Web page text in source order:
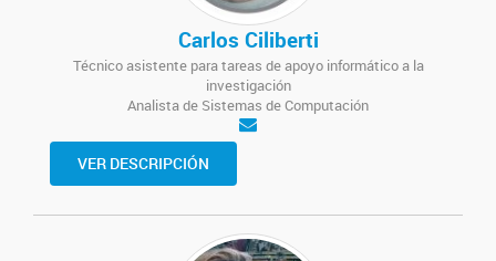
Carlos Ciliberti
Técnico asistente para tareas de apoyo informático a la
investigación
Analista de Sistemas de Computación
VER DESCRIPCIÓN